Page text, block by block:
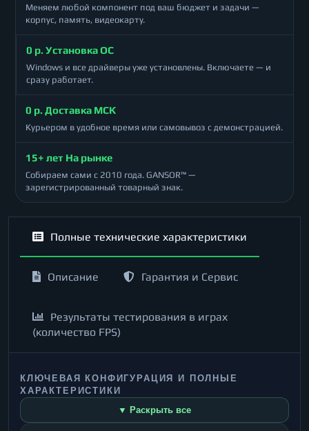
Меняем любой компонент под ваш бюджет и задачи —
корпус, память, видеокарту.
0 р. Установка ОС
Windows и все драйверы уже установлены. Включаете — и
сразу работает.
0 р. Доставка МСК
Курьером в удобное время или самовывоз с демонстрацией.
15+ лет На рынке
Собираем сами с 2010 года. GANSOR™ —
зарегистрированный товарный знак.
Полные технические характеристики
Описание Гарантия и Сервис
Результаты тестирования в играх
(количество FPS)
КЛЮЧЕВАЯ КОНФИГУРАЦИЯ И ПОЛНЫЕ
ХАРАКТЕРИСТИКИ
▼ Раскрыть все